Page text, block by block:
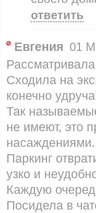
ответить
Евгения 01
Сходила на
конечно
Так
не имеют, это
насаждениями.
Паркинг
узко и
Каждую
Посидела в